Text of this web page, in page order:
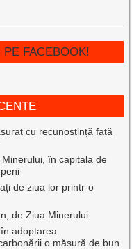
FACEBOOK!
cu recunoștință față
în capitala de
de ziua lor printr-o
de Ziua Minerului
adoptarea
o măsură de bun